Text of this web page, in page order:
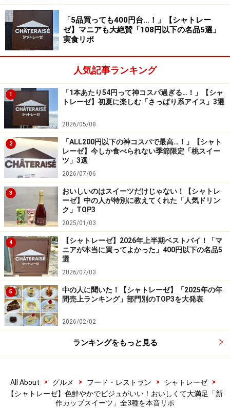
っていて、こちらもキュートなビジュアルですよね！
オレンジのソース、レアチーズクリーム、少し固めの温
州みかんゼリー、ナタデココ、オレンジのシロップジュ
レが重ねられ、パイナップルとオレンジの果肉とホイッ
プクリームがトッピングされています。
オレンジの爽やかな甘みとクリームが相性抜群！ ナタデコ
コの食感も◎
ひと口食べると、オレンジとパイナップルが合わさって
爽やかなおいしさ。スッキリとした味わいのゼリーとジ
ュレに、ミルク感のあるレアチーズクリーム、ホイップ
クリームの甘みが加わってバランスがいい一品。
くどくない甘みは、暑い日のおやつや食後のデザートと
してもピッタリです。
3. 「Dessertパルフェ ショコラ・キャラメ
ル」345円
「Dessertパルフェ ショコラ・キャラメル」 345円（税込）
最後にご紹介するのは「Dessertパルフェ ショコラ・キ
ャラメル」 345円（税込）。こちらは、キャラメルクリ
「5品買っても400円台…！」【シャトレー
ゼ】マニアも大絶賛「108円以下の名品5選」
実食リポ
人気記事ランキング
1
「1本あたり54円って神コスパ過ぎる…！」【シャ
トレーゼ】初夏に楽しむ「さっぱり系アイス」3選
2026/05/08
2
「ALL200円以下の神コスパで最高…！」【シャト
レーゼ】今しか食べられない季節限定「桃スイー
ツ」3選
2026/07/06
3
おいしいのはスイーツだけじゃない！【シャトレ
ーゼ】中の人が特別に教えてくれた「人気ドリン
ク」TOP3
2025/01/03
4
【シャトレーゼ】2026年上半期ベストバイ！「マ
ニアが本当に買ってよかった」400円以下の名品5
選
2026/07/03
5
中の人に聞いた！【シャトレーゼ】「2025年の年
間売上ランキング」部門別のTOP3を大発表
2026/02/02
ランキングをもっと見る
All About > グルメ > フード・レストラン > シャトレーゼ
>
【シャトレーゼ】色鮮やかでビジュがいい！おいしくて大満足「新
作カップスイーツ」全3種を本音リポ